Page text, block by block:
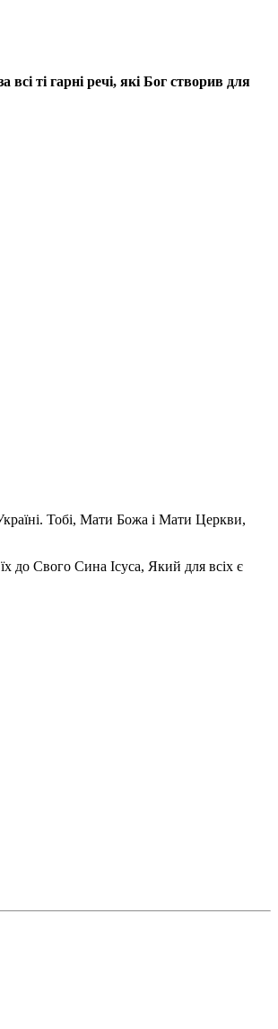
ті гарні речі, які Бог створив для
Тобі, Мати Божа і Мати Церкви,
до Свого Сина Ісуса, Який для всіх є